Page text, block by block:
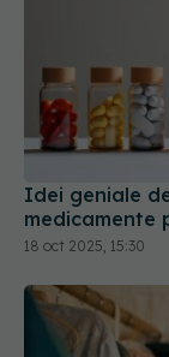
Idei geniale
18 oct 2025, 15:30